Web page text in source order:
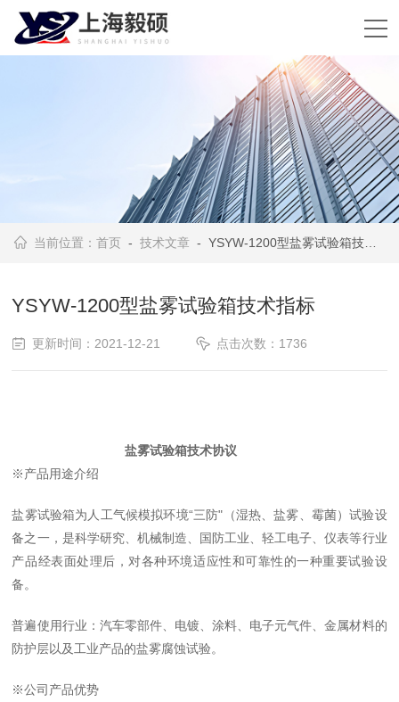
当前位置：首页 -技术文章 - YSYW-1200型盐雾试验箱技术指标
YSYW-1200型盐雾试验箱技术指标
更新时间：2021-12-21 点击次数：1736
盐雾试验箱技术协议
※产品用途介绍
盐雾试验箱为人工气候模拟环境“三防"（湿热、盐雾、霉菌）试验设
备之一，是科学研究、机械制造、国防工业、轻工电子、仪表等行业
产品经表面处理后，对各种环境适应性和可靠性的一种重要试验设
备。
普遍使用行业：汽车零部件、电镀、涂料、电子元气件、金属材料的
防护层以及工业产品的盐雾腐蚀试验。
※公司产品优势